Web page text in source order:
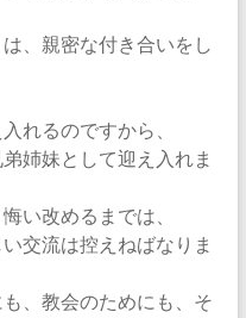
、親密な付き合いをし
れるのですから、
姉妹として迎え入れま
い改めるまでは、
交流は控えねばなりま
、教会のためにも、そ